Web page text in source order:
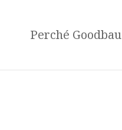
Perché Goodbau